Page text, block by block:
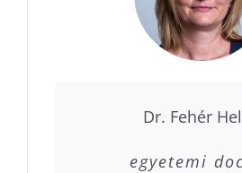
Dr. Fehér
egyetemi